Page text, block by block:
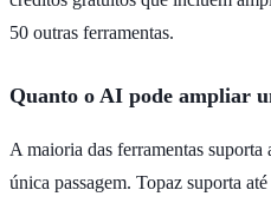
50 outras ferramentas.
Quanto o AI pode ampliar
A maioria das ferramentas
única passagem. Topaz suporta